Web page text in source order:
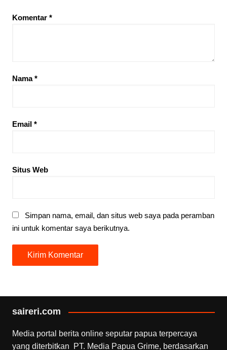
Komentar *
Nama*
Email *
Situs Web
Simpan nama, email, dan situs web saya pada peramban
ini untuk komentar saya berikutnya.
saireri.com
Media portal berita online seputar papua terpercaya
yang diterbitkan PT. Media Papua Grime, berdasarkan